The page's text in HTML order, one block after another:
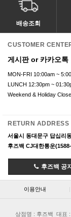
배송조회
CUSTOMER
게시판 or 카카오톡
MON-FRI 10:00am ~
LUNCH 12:30pm ~
Weekend & Holiday
RETURN ADDRESS
서울시 동대문구 답십리
후즈백 CJ대한통운
후즈백 공
이용안내 |
상점명 : 후즈백 대표 :